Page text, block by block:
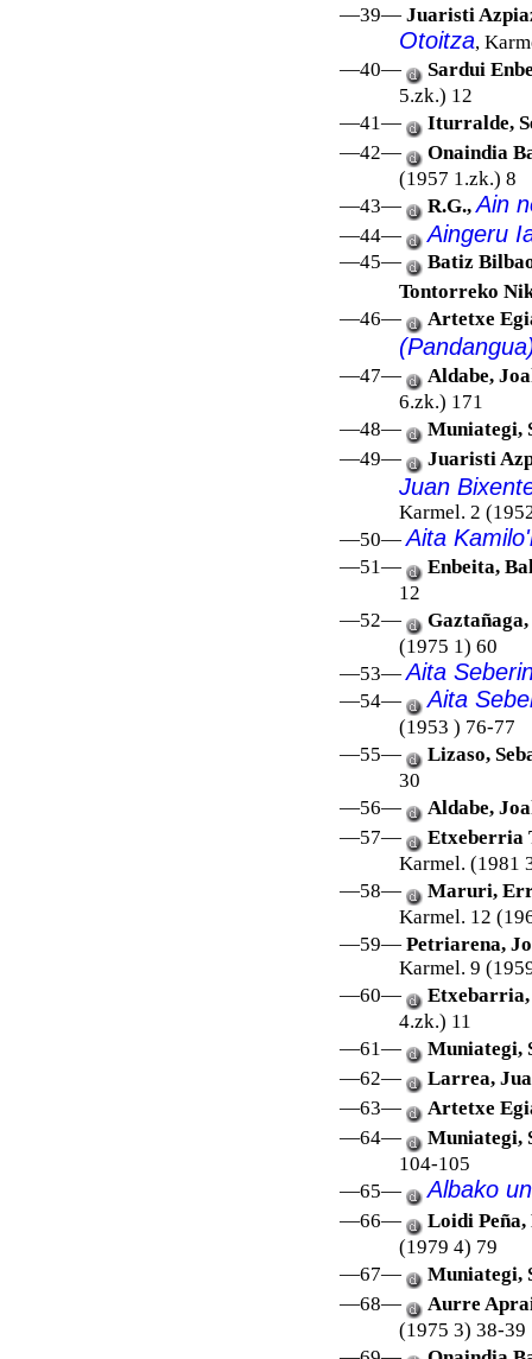
—39— Juaristi
Otoitza,
—40—
Sardui
5.zk.) 12
—41—
Iturralde,
—42—
Onaindia
(1957 1.zk.) 8
—43—
R.G.,Ain
—44— Aingeru
—45—
Batiz
Tontorreko
—46—
Artetxe
—47—
Aldabe,
6.zk.) 171
—48—
Muniategi,
—49—
Juaristi
Juan
Karmel. 2
—50—Aita
—51—
Enbeita,
12
—52—
(1975 1) 60
—53—Aita
—54— Aita
(1953 ) 76-77
—55—
Lizaso,
30
—56—
Aldabe,
—57—
Etxeberria
Karmel. (1981
—58—
Maruri,
Karmel. 12
—59— Petriarena,
Karmel. 9
—60—
4.zk.) 11
—61—
Muniategi,
—62—
Larrea,
—63—
Artetxe
—64—
Muniategi,
104-105
—65—
Albako
—66—
Loidi
(1979 4) 79
—67—
Muniategi,
—68—
Aurre
(1975 3) 38-39